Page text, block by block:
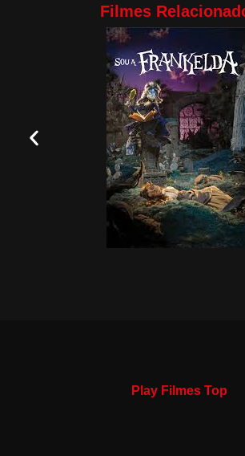
Filmes
Play Filmes Top